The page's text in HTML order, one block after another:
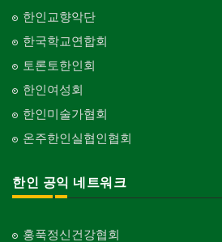
한인교향악단
한국학교연합회
토론토한인회
한인여성회
한인미술가협회
온주한인실협인협회
한인 공익 네트워크
홍푹정신건강협회